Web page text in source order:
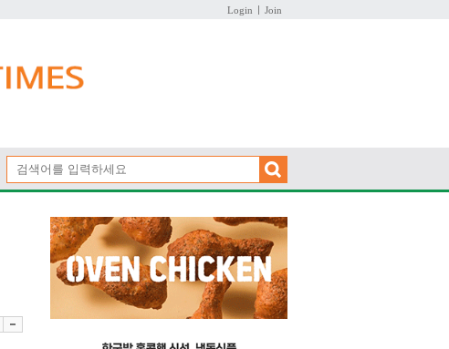
Login Join